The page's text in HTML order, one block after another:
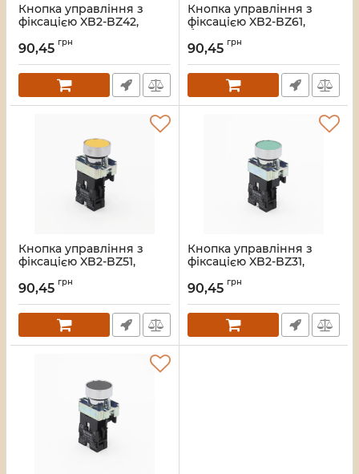
Кнопка управління з
фіксацією XB2-BZ42,
Артикул: 505069
90,45 грн
Кнопка управління з
фіксацією XB2-BZ61,
блакитний TAKEL
Артикул: 505068
90,45 грн
Кнопка управління з
фіксацією XB2-BZ51,
Артикул: 505067
90,45 грн
Кнопка управління з
фіксацією XB2-BZ31,
Артикул: 505066
90,45 грн